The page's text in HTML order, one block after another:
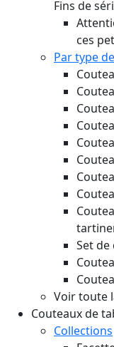
Fins de
ces
Par type
Set
Voir toute
Couteaux de
Collections